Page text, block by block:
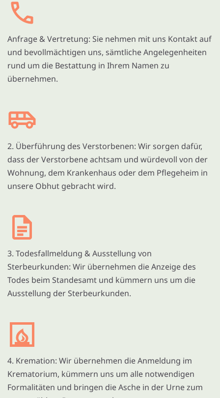
Anfrage & Vertretung: Sie nehmen mit uns Kontakt auf
und bevollmächtigen uns, sämtliche Angelegenheiten
rund um die Bestattung in Ihrem Namen zu
übernehmen.
2. Überführung des Verstorbenen: Wir sorgen dafür,
dass der Verstorbene achtsam und würdevoll von der
Wohnung, dem Krankenhaus oder dem Pflegeheim in
unsere Obhut gebracht wird.
3. Todesfallmeldung & Ausstellung von
Sterbeurkunden: Wir übernehmen die Anzeige des
Todes beim Standesamt und kümmern uns um die
Ausstellung der Sterbeurkunden.
4. Kremation: Wir übernehmen die Anmeldung im
Krematorium, kümmern uns um alle notwendigen
Formalitäten und bringen die Asche in der Urne zum